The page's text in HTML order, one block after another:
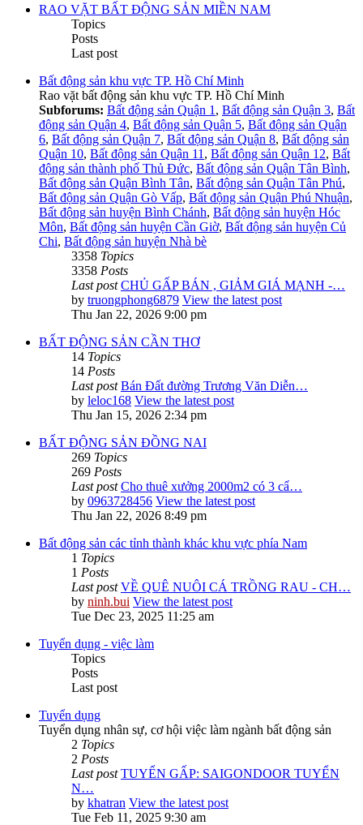
RAO VẶT BẤT ĐỘNG SẢN MIỀN NAM
Topics
Posts
Last post
Bất động sản khu vực TP. Hồ Chí Minh
Rao vặt bất động sản khu vực TP. Hồ Chí Minh
Subforums: Bất động sản Quận 1 , Bất động sản Quận 3, Bất
động sản Quận 4, Bất động sản Quận 5, Bất động sản Quận
6, Bất động sản Quận 7, Bất động sản Quận 8, Bất động sản
Quận 10, Bất động sản Quận 11 , Bất động sản Quận 12, Bất
động sản thành phố Thủ Đức, Bất động sản Quận Tân Bình,
Bất động sản Quận Bình Tân, Bất động sản Quận Tân Phú,
Bất động sản Quận Gò Vấp, Bất động sản Quận Phú Nhuận,
Bất động sản huyện Bình Chánh, Bất động sản huyện Hóc
Môn, Bất động sản huyện Cần Giờ, Bất động sản huyện Củ
Chi, Bất động sản huyện Nhà bè
3358 Topics
3358 Posts
Last post CHỦ GẤP BÁN , GIẢM GIÁ MẠNH -…
by truongphong6879 View the latest post
Thu Jan 22, 2026 9:00 pm
BẤT ĐỘNG SẢN CẦN THƠ
14 Topics
14 Posts
Last post Bán Đất đường Trương Văn Diễn…
by leloc168 View the latest post
Thu Jan 15, 2026 2:34 pm
BẤT ĐỘNG SẢN ĐỒNG NAI
269 Topics
269 Posts
Last post Cho thuê xưởng 2000m2 có 3 cẩ…
by 0963728456 View the latest post
Thu Jan 22, 2026 8:49 pm
Bất động sản các tỉnh thành khác khu vực phía Nam
1 Topics
1 Posts
Last post VỀ QUÊ NUÔI CÁ TRỒNG RAU - CH…
by ninh.bui View the latest post
Tue Dec 23, 2025 11:25 am
Tuyển dụng - việc làm
Topics
Posts
Last post
Tuyển dụng
Tuyển dụng nhân sự, cơ hội việc làm ngành bất động sản
2 Topics
2 Posts
Last post TUYỂN GẤP: SAIGONDOOR TUYỂN
N…
by khatran View the latest post
Tue Feb 11, 2025 9:30 am